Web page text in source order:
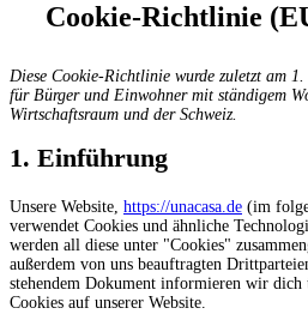
Cookie-Richtlinie
Diese Cookie-Richtlinie wurde zuletzt am
für Bürger und Einwohner mit ständigem
Wirtschaftsraum und der Schweiz.
1. Einführung
Unsere Website, https://unacasa.de (im
verwendet Cookies und ähnliche
werden all diese unter "Cookies"
außerdem von uns beauftragten
stehendem Dokument informieren wir dich
Cookies auf unserer Website.